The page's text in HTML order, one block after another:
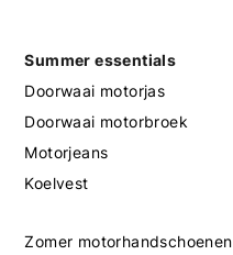
Summer essentials
Doorwaai motorjas
Doorwaai motorbroek
Motorjeans
Koelvest
Zomer motorhandschoenen